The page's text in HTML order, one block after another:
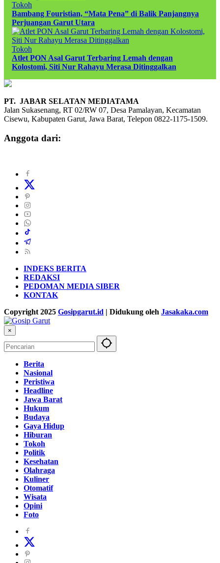
Tokoh
Bambang Fouristian, “Mata Pena” di Balik Panjangnya
Perjuangan Garut Utara
Tokoh
Atlet PON Asal Garut Terbaring Lemah dengan
Kolostomi, Siti Nur Rahayu Merasa Ditinggalkan
PT. JABAR SELATAN MEDIATAMA
Jalan Sukasenang, RT 02/RW 07, Desa Pamalayan, Kecamatan
Cisewu, Kabupaten Garut, Jawa Barat, Telepon 0822-1175-1509.
Anggota dari:
INDEKS BERITA
REDAKSI
PEDOMAN MEDIA SIBER
KONTAK
Copyright 2025 Gosipgarut.id | Didukung oleh Jasakaka.com
×
Berita
Nasional
Peristiwa
Headline
Jawa Barat
Hukum
Budaya
Gaya Hidup
Hiburan
Tokoh
Politik
Kesehatan
Olahraga
Kuliner
Otomatif
Wisata
Opini
Foto